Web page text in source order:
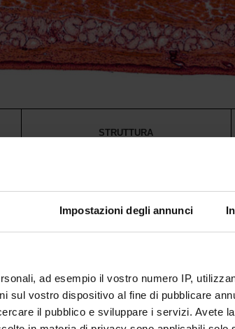
Impostazioni degli annunci
ad esempio il vostro numero IP,
sul vostro dispositivo al fine di pubblicare
il pubblico e sviluppare i servizi. Avete
STRUTTURA
Policlinico "G.B. Rossi" - U.O. di Anatomia
Patologica e Istologia patologica
U.O.C. di Istologia e Anatomia patologica
U.O. di Anatomia Patologica